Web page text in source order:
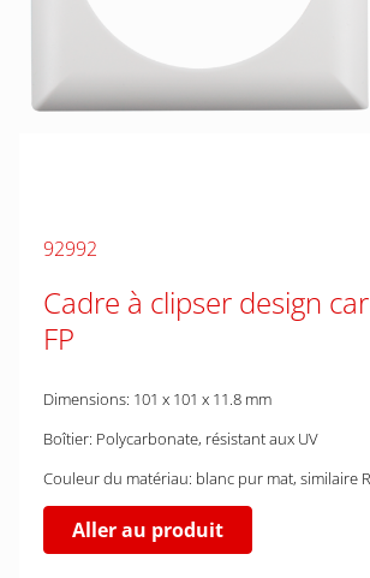
92992
Cadre à clipser design
FP
Dimensions: 101 x 101 x 11.8 mm
Boîtier: Polycarbonate, résistant aux UV
Couleur du matériau: blanc pur mat, similaire
Aller au produit